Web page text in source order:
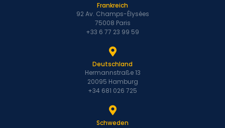
Frankreich
92 Av. Champs-Élysées
75008 Paris
+33 6 77 23 99 59
Deutschland
Hermannstraße 13
20095 Hamburg
+34 681 026 725
Schweden